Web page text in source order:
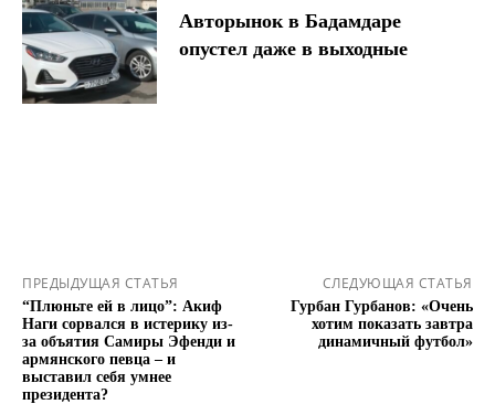
Авторынок в Бадамдаре
опустел даже в выходные
ПРЕДЫДУЩАЯ СТАТЬЯ
“Плюньте ей в лицо”: Акиф
Наги сорвался в истерику из-
за объятия Самиры Эфенди и
армянского певца – и
выставил себя умнее
президента?
СЛЕДУЮЩАЯ СТАТЬЯ
Гурбан Гурбанов: «Очень
хотим показать завтра
динамичный футбол»